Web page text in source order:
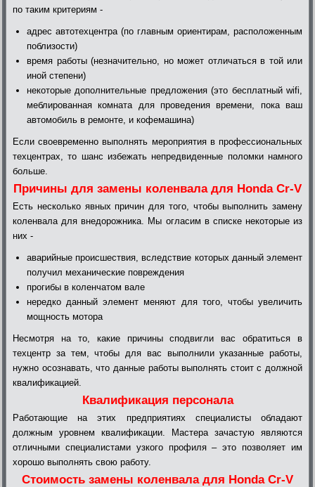
по таким критериям -
адрес автотехцентра (по главным ориентирам, расположенным
поблизости)
время работы (незначительно, но может отличаться в той или
иной степени)
некоторые дополнительные предложения (это бесплатный wifi,
меблированная комната для проведения времени, пока ваш
автомобиль в ремонте, и кофемашина)
Если своевременно выполнять мероприятия в профессиональных
техцентрах, то шанс избежать непредвиденные поломки намного
больше.
Причины для замены коленвала для Honda Cr-V
Есть несколько явных причин для того, чтобы выполнить замену
коленвала для внедорожника. Мы огласим в списке некоторые из
них -
аварийные происшествия, вследствие которых данный элемент
получил механические повреждения
прогибы в коленчатом вале
нередко данный элемент меняют для того, чтобы увеличить
мощность мотора
Несмотря на то, какие причины сподвигли вас обратиться в
техцентр за тем, чтобы для вас выполнили указанные работы,
нужно осознавать, что данные работы выполнять стоит с должной
квалификацией.
Квалификация персонала
Работающие на этих предприятиях специалисты обладают
должным уровнем квалификации. Мастера зачастую являются
отличными специалистами узкого профиля – это позволяет им
хорошо выполнять свою работу.
Стоимость замены коленвала для Honda Cr-V